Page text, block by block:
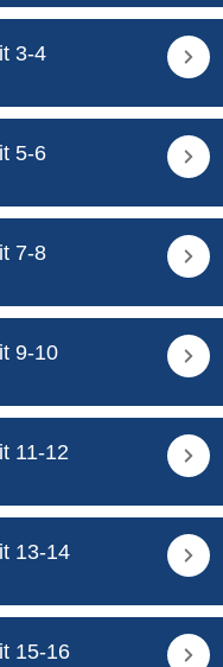
3-4
5-6
7-8
9-10
11-12
13-14
15-16